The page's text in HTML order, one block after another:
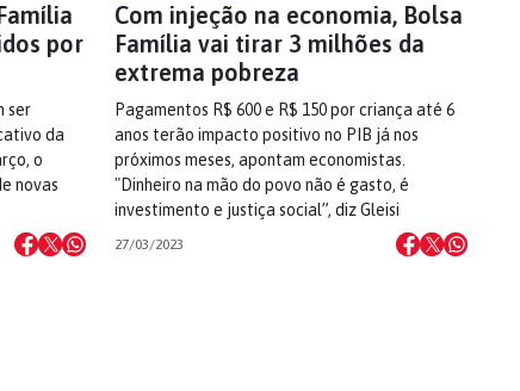
por
ser
da
o
novas
Com injeção na economia, Bolsa
Família vai tirar 3 milhões da
extrema pobreza
Pagamentos R$ 600 e R$ 150 por criança até 6
anos terão impacto positivo no PIB já nos
próximos meses, apontam economistas.
"Dinheiro na mão do povo não é gasto, é
investimento e justiça social”, diz Gleisi
27/03/2023